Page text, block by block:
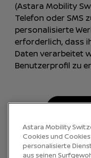
(Astara Mobility
Telefon oder SMS
personalisierte
erforderlich, dass
Daten verarbeitet
Benutzerprofil zu
Astara Mobility
Cookies und
personalisierte
aus seinen